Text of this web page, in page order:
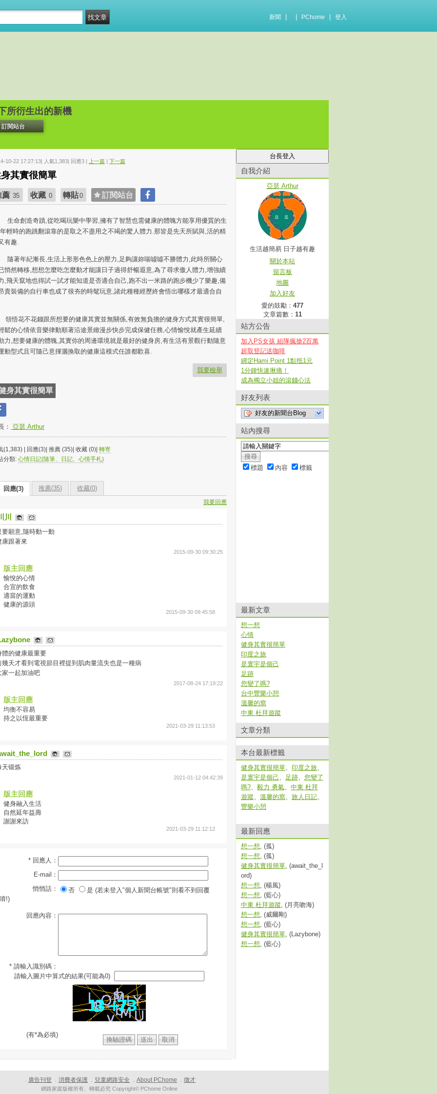
新聞 PChome 登入
所衍生出的新機
訂閱站台
10-22 17:27:13| 人氣1,383| 回應3 | 上一篇 | 下一篇
其實很簡單
薦 35 收藏 0 轉貼0 訂閱站台
創造奇蹟,從吃喝玩樂中學習,擁有了智慧也需健康的體魄方能享用優質的生
輕時的跑跳翻滾靠的是取之不盡用之不竭的驚人體力.那皆是先天所賦與,活的精
有趣.
年紀漸長,生活上形形色色上的壓力,足夠讓妳喘噓噓不勝體力,此時所關心
悄然轉移,想想怎麼吃怎麼動才能讓日子過得舒暢遐意,為了尋求傲人體力,增強續
,飛天竄地也得試一試才能知道是否適合自己,跑不出一米路的跑步機少了樂趣,備
貴裝備的自行車也成了很夯的時髦玩意,諸此種種經歷終會悟出哪樣才最適合自
花不花錢跟所想要的健康其實並無關係,有效無負擔的健身方式其實很簡單,
鬆的心情依音樂律動順著沿途景緻漫步快步完成保健任務,心情愉悅就產生延續
力,想要健康的體魄,其實你的周邊環境就是最好的健身房,有生活有景觀行動隨意
動型式且可隨己意揮灑換取的健康這模式任誰都歡喜.
我要檢舉
身其實很簡單
： 亞瑟 Arthur
(1,383) | 回應(3)| 推薦 (35)| 收藏 (0)| 轉寄
分類: 心情日記(隨筆、日記、心情手札)
回應(3) 推薦(35) 收藏(0)
我要回應
川
要願意,隨時動一動
康跟著來
2015-09-30 09:30:25
版主回應
愉悅的心情
合宜的飲食
適當的運動
健康的源頭
2015-09-30 09:45:58
體的健康最重要
幾天才看到電視節目裡提到肌肉量流失也是一種病
家一起加油吧
2017-08-24 17:19:22
版主回應
均衡不容易
持之以恆最重要
2021-03-29 11:13:53
天锻炼
2021-01-12 04:42:39
版主回應
健身融入生活
自然延年益壽
謝謝來訪
2021-03-29 11:12:12
* 回應人：
E-mail：
悄悄話：
否
是 (若未登入"個人新聞台帳號"則看不到回覆
唷!)
回應內容：
* 請輸入識別碼：
請輸入圖片中算式的結果(可能為0)
(有*為必填)
自我介紹
亞瑟 Arthur
生活越簡易 日子越有趣
關於本站
留言板
地圖
加入好友
愛的鼓勵： 477
文章篇數： 11
站方公告
加入PS女孩 組隊瘋搶2百萬
超取登記送咖啡
綁定Hami Point 1點抵1元
1分鐘快速揪痛！
成為獨立小姐的滾錢心法
好友列表
好友的新聞台Blog
站內搜尋
標題 內容 標籤
最新文章
想一想
心情
健身其實很簡單
印度之旅
是寰宇是個己
足跡
您變了嗎?
台中豐樂小憩
溫馨的窩
中東 杜拜遊蹤
文章分類
本台最新標籤
健身其實很簡單、 印度之旅、
是寰宇是個己、 足跡、 您變了
嗎?、 毅力 勇氣、 中東 杜拜
遊蹤、 溫馨的窩、 旅人日記、
豐樂小憩
最新回應
想一想, (孤)
想一想, (孤)
健身其實很簡單, (await_the_l
ord)
想一想, (楊風)
想一想, (藍心)
中東 杜拜遊蹤, (月亮吻海)
想一想, (威爾剛)
想一想, (藍心)
健身其實很簡單, (Lazybone)
想一想, (藍心)
． 廣告刊登 ． 消費者保護 ． 兒童網路安全 ． About PChome ． 徵才
網路家庭版權所有、轉載必究 Copyright© PChome Online